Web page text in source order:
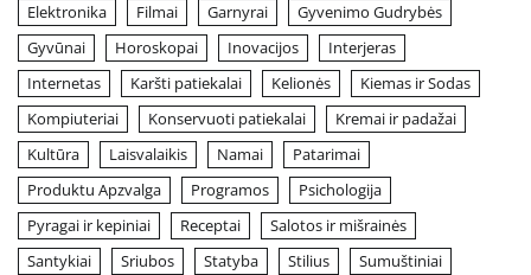
Elektronika
Filmai Garnyrai
Gyvenimo Gudrybės
Gyvūnai
Horoskopai Inovacijos
Interjeras
Internetas
Karšti patiekalai Kelionės
Kiemas ir Sodas
Kompiuteriai
Konservuoti patiekalai
Kremai ir padažai
Kultūra
Laisvalaikis Namai
Patarimai
Produktu Apzvalga
Programos
Psichologija
Pyragai ir kepiniai
Receptai
Salotos ir mišrainės
Santykiai
Sriubos Statyba Stilius Sumuštiniai